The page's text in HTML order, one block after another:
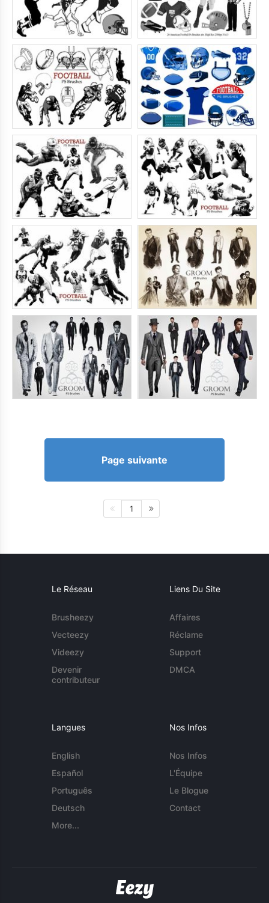
Page suivante
1
Le Réseau
Brusheezy
Vecteezy
Videezy
Devenir
contributeur
Liens Du Site
Affaires
Réclame
Support
DMCA
Langues
English
Español
Português
Deutsch
More...
Nos Infos
Nos Infos
L'Équipe
Le Blogue
Contact